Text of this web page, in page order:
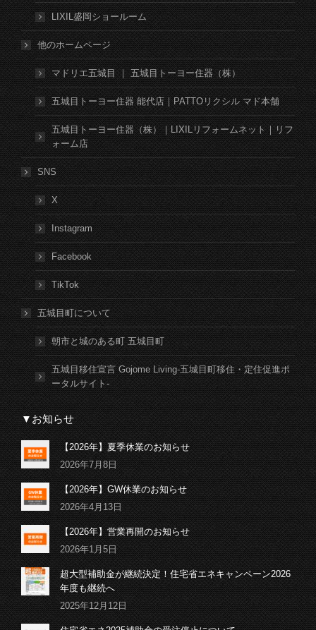
LIXIL盛岡ショールーム
他のホームページ
マドリエ五城目 ｜ 五城目トーヨー住器（株）
五城目トーヨー住器 能代店｜PATTOリクシル マド本舗
五城目トーヨー住器（株）｜LIXILリフォームネット｜リフ
ォーム店
SNS
X
Instagram
Facebook
TikTok
五城目町について
朝市と城のある町 五城目町
五城目移住宣言 Gojome Living-五城目町移住・定住促進ポ
ータルサイト-
▼お知らせ
【2026年】夏季休業のお知らせ
2026年7月8日
【2026年】GW休業のお知らせ
2026年4月13日
【2026年】営業再開のお知らせ
2026年1月5日
超大型補助金が継続決定！住宅省エネキャンペーン2026
年度も継続へ
2025年12月12日